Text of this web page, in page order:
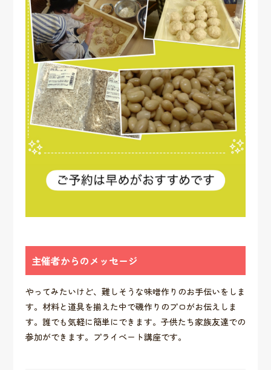
主催者からのメッセージ
やってみたいけど、難しそうな味噌作りのお手伝いをしま
す。材料と道具を揃えた中で磯作りのプロがお伝えしま
す。誰でも気軽に簡単にできます。子供たち家族友達での
参加ができます。プライベート講座です。